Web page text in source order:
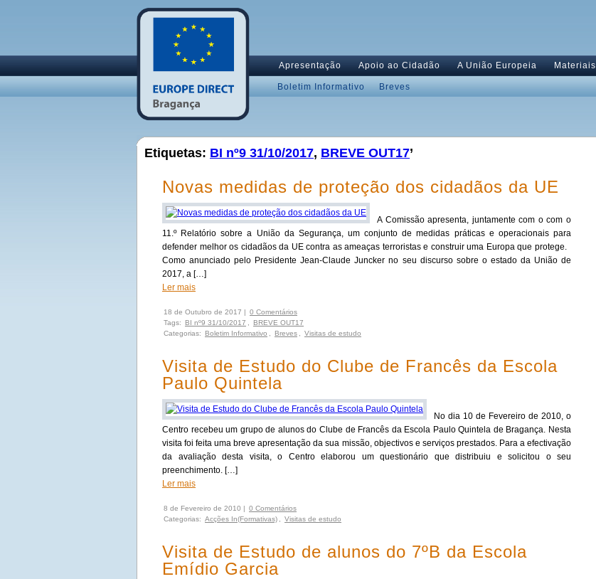
Apresentação Apoio ao Cidadão A União Europeia Materiais
Boletim Informativo Breves
Etiquetas: BI nº9 31/10/2017, BREVE OUT17’
Novas medidas de proteção dos cidadãos da UE
A Comissão apresenta, juntamente com o com o
11.º Relatório sobre a União da Segurança, um conjunto de medidas práticas e operacionais para
defender melhor os cidadãos da UE contra as ameaças terroristas e construir uma Europa que protege.
Como anunciado pelo Presidente Jean-Claude Juncker no seu discurso sobre o estado da União de
2017, a […]
Ler mais
18 de Outubro de 2017 | 0 Comentários
Tags:
BI nº9 31/10/2017
BREVE OUT17
Categorias:
Boletim Informativo Breves Visitas de estudo
Visita de Estudo do Clube de Francês da Escola
Paulo Quintela
No dia 10 de Fevereiro de 2010, o
Centro recebeu um grupo de alunos do Clube de Francês da Escola Paulo Quintela de Bragança. Nesta
visita foi feita uma breve apresentação da sua missão, objectivos e serviços prestados. Para a efectivação
da avaliação desta visita, o Centro elaborou um questionário que distribuiu e solicitou o seu
preenchimento. […]
Ler mais
8 de Fevereiro de 2010 | 0 Comentários
Categorias: Acções In(Formativas) Visitas de estudo
Visita de Estudo de alunos do 7ºB da Escola
Emídio Garcia